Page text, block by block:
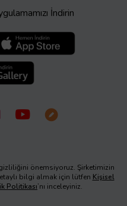
İndirin
önemsiyoruz. Şirketimizin
bilgi almak için lütfen Kişisel
Politikası’nı inceleyiniz.